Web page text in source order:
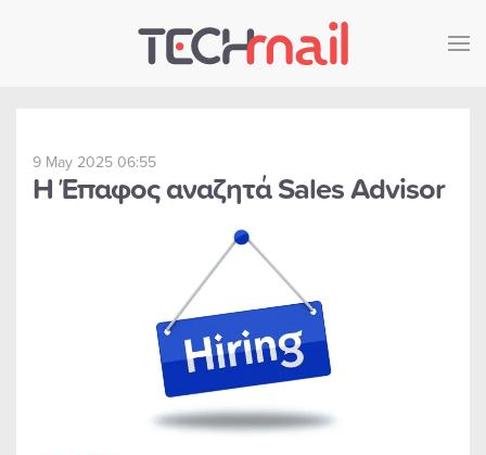
Skip to main content
9 May 2025 06:55
Η Έπαφος αναζητά Sales Advisor